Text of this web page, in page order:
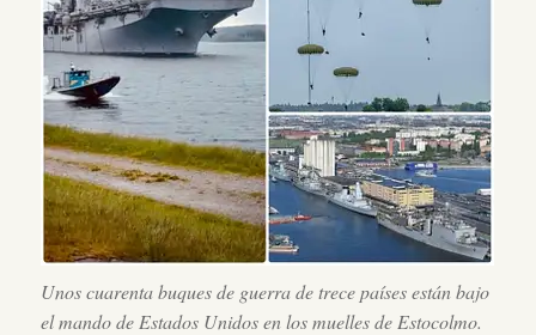
Unos cuarenta buques de guerra de trece países están bajo
el mando de Estados Unidos en los muelles de Estocolmo.